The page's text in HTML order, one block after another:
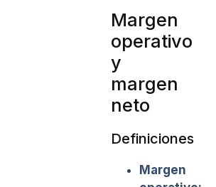
Margen
operativo
y
margen
neto
Definiciones
Margen